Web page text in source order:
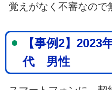
覚えがなく不審なので
【事例2】
代 男性